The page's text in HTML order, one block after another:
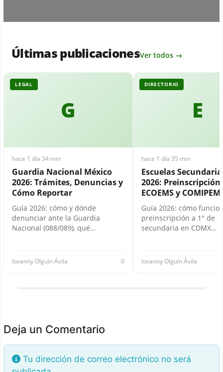
Últimas publicacionesVer todos →
G
LEGAL
hace 1 día·34 min
Guardia Nacional México
2026: Trámites, Denuncias y
Cómo Reportar
Guía 2026: cómo y dónde
denunciar ante la Guardia
Nacional (088/089), qué…
Iovanny Olguín Ávila 0
E
DIRECTORIO
hace 1 día·35 min
Escuelas
2026: Preinscripción,
ECOEMS y
Guía 2026: cómo
preinscripción a 1° de
secundaria en CDMX…
Iovanny Olguín Ávila
Deja un Comentario
Tu dirección de correo electrónico no será